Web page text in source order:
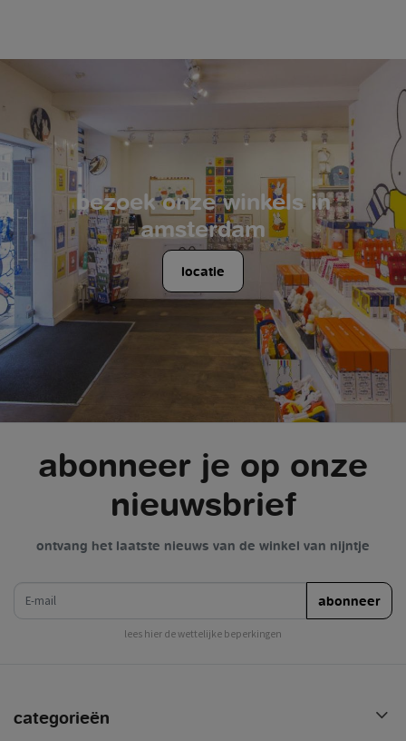
bezoek onze winkels in
amsterdam
locatie
abonneer je op onze
nieuwsbrief
ontvang het laatste nieuws van de winkel van nijntje
abonneer
lees hier de wettelijke beperkingen
categorieën